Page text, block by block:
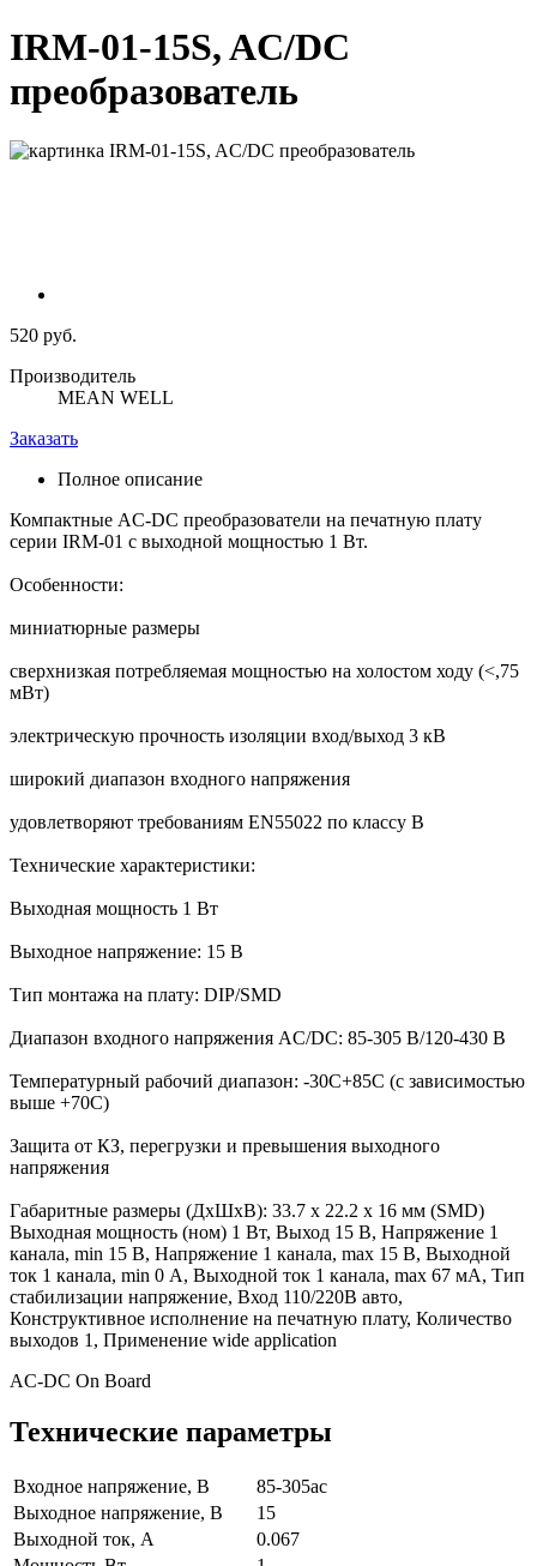
IRM-01-15S, AC/DC
преобразователь
520 руб.
Производитель
MEAN WELL
Заказать
Полное описание
Компактные AC-DC преобразователи на печатную плату
серии IRM-01 с выходной мощностью 1 Вт.
Особенности:
миниатюрные размеры
сверхнизкая потребляемая мощностью на холостом ходу (<,75
мВт)
электрическую прочность изоляции вход/выход 3 кВ
широкий диапазон входного напряжения
удовлетворяют требованиям EN55022 по классу В
Технические характеристики:
Выходная мощность 1 Вт
Выходное напряжение: 15 В
Тип монтажа на плату: DIP/SMD
Диапазон входного напряжения AC/DC: 85-305 В/120-430 В
Температурный рабочий диапазон: -30С+85С (с зависимостью
выше +70С)
Защита от КЗ, перегрузки и превышения выходного
напряжения
Габаритные размеры (ДхШхВ): 33.7 x 22.2 x 16 мм (SMD)
Выходная мощность (ном) 1 Вт, Выход 15 В, Напряжение 1
канала, min 15 В, Напряжение 1 канала, max 15 В, Выходной
ток 1 канала, min 0 А, Выходной ток 1 канала, max 67 мА, Тип
стабилизации напряжение, Вход 110/220В авто,
Конструктивное исполнение на печатную плату, Количество
выходов 1, Применение wide application
AC-DC On Board
Технические параметры
Входное напряжение, В
85-305ac
Выходное напряжение, В
15
Выходной ток, А
0.067